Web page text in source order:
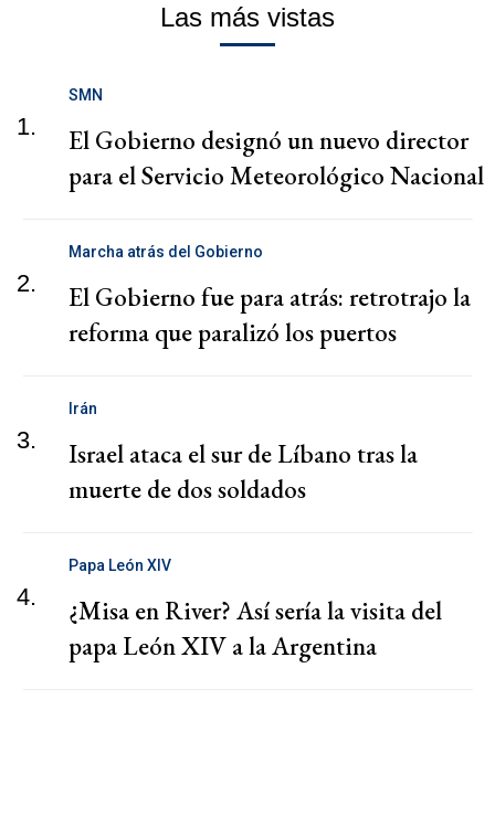
Las más vistas
1.
SMN
El Gobierno designó un nuevo director
para el Servicio Meteorológico Nacional
2.
Marcha atrás del Gobierno
El Gobierno fue para atrás: retrotrajo la
reforma que paralizó los puertos
3.
Irán
Israel ataca el sur de Líbano tras la
muerte de dos soldados
4.
Papa León XIV
¿Misa en River? Así sería la visita del
papa León XIV a la Argentina